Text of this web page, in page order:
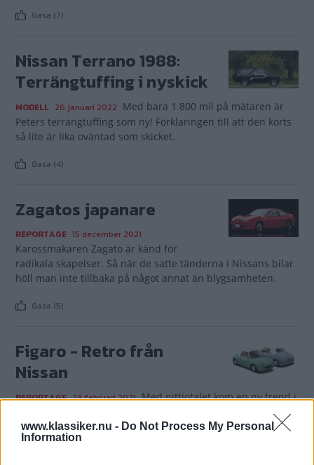
www.klassiker.nu - Do Not Process My Personal
Information
Gasa (7)
Nissan Terrano 1988:
Terrängtuffing i nyskick
MODELL 26 januari 2022 Med bara 1 800 mil på mätaren är
Peters terrängtuffing som ny! Förklaringen till att den körts
så lite är lika oväntad som skicket.
Gasa (4)
Zagatos japanare
REPORTAGE 15 december 2021
Karossmakaren Zagato är känd för
radikala skapelser. Så när de satte tänderna i Nissans bilar
höll man inte tillbaka på något annat än blygsamheten.
Gasa (5)
Figaro - Retro från
Nissan
REPORTAGE 23 februari 2021 Med nittiotalet kom en ny trend i
Gasa (7)